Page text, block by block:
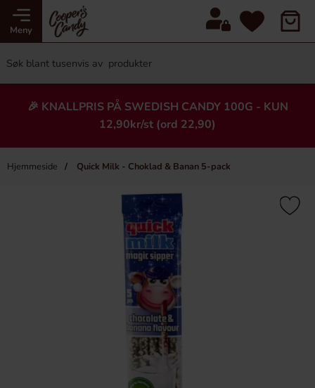
Meny
🎉 KNALLPRIS PÅ SWEDISH CANDY 100G - KUN
12,90kr/st (ord 22,90)
Hjemmeside Quick Milk - Choklad & Banan 5-pack
Heading
×